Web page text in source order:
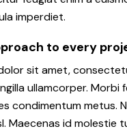
imperdiet.
to every
sit amet,
ullamcorper. Morbi
condimentum metus.
Maecenas id molestie